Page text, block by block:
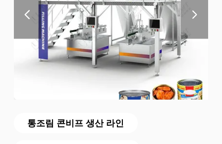
통조림 콘비프 생산 라인